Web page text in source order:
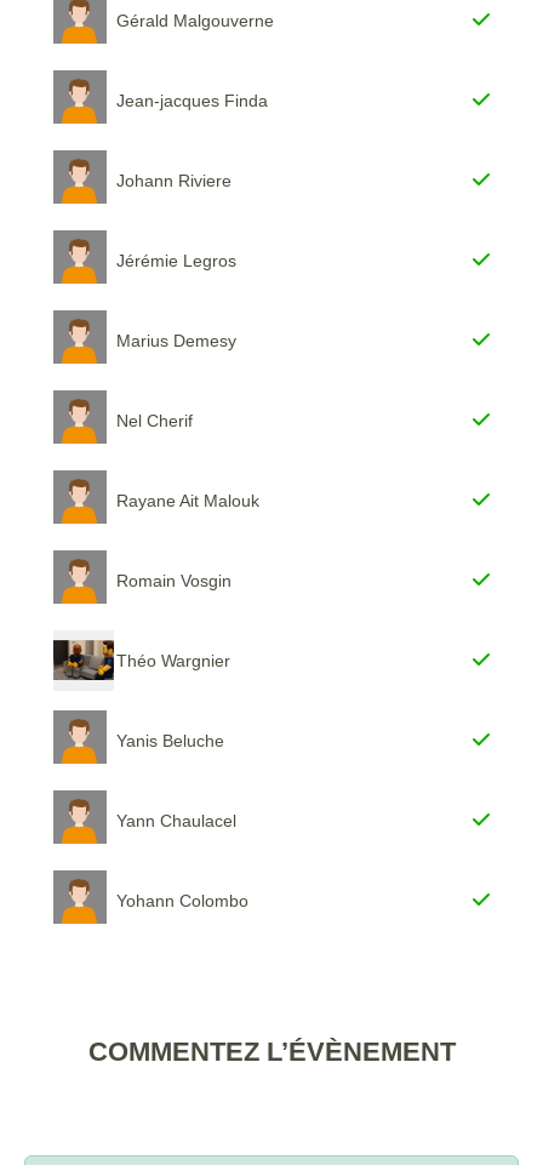
Gérald Malgouverne
Jean-jacques Finda
Johann Riviere
Jérémie Legros
Marius Demesy
Nel Cherif
Rayane Ait Malouk
Romain Vosgin
Théo Wargnier
Yanis Beluche
Yann Chaulacel
Yohann Colombo
COMMENTEZ L’ÉVÈNEMENT